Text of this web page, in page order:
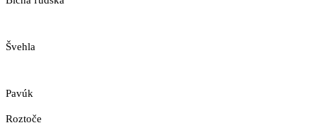
Švehla
Pavúk
Roztoče